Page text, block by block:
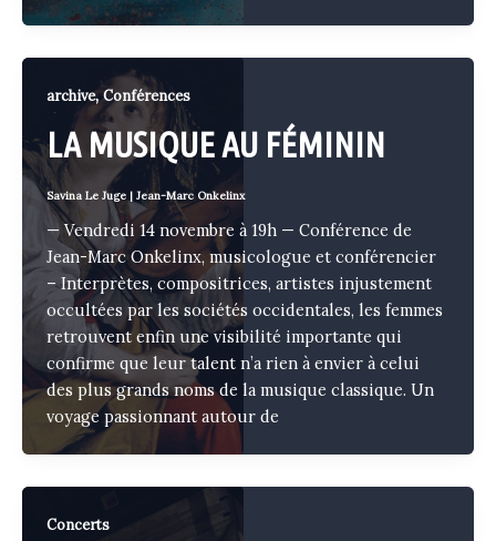
archive,Conférences
LA MUSIQUE AU FÉMININ
Savina Le Juge | Jean-Marc Onkelinx
— Vendredi 14 novembre à 19h — Conférence de
Jean-Marc Onkelinx, musicologue et conférencier
– Interprètes, compositrices, artistes injustement
occultées par les sociétés occidentales, les femmes
retrouvent enfin une visibilité importante qui
confirme que leur talent n’a rien à envier à celui
des plus grands noms de la musique classique. Un
voyage passionnant autour de
Concerts